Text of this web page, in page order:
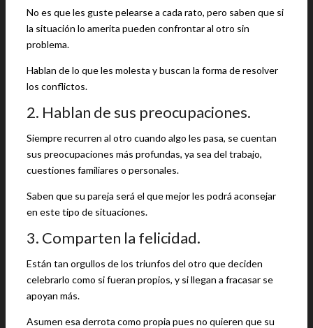
No es que les guste pelearse a cada rato, pero saben que si
la situación lo amerita pueden confrontar al otro sin
problema.
Hablan de lo que les molesta y buscan la forma de resolver
los conflictos.
2. Hablan de sus preocupaciones.
Siempre recurren al otro cuando algo les pasa, se cuentan
sus preocupaciones más profundas, ya sea del trabajo,
cuestiones familiares o personales.
Saben que su pareja será el que mejor les podrá aconsejar
en este tipo de situaciones.
3. Comparten la felicidad.
Están tan orgullos de los triunfos del otro que deciden
celebrarlo como si fueran propios, y si llegan a fracasar se
apoyan más.
Asumen esa derrota como propia pues no quieren que su